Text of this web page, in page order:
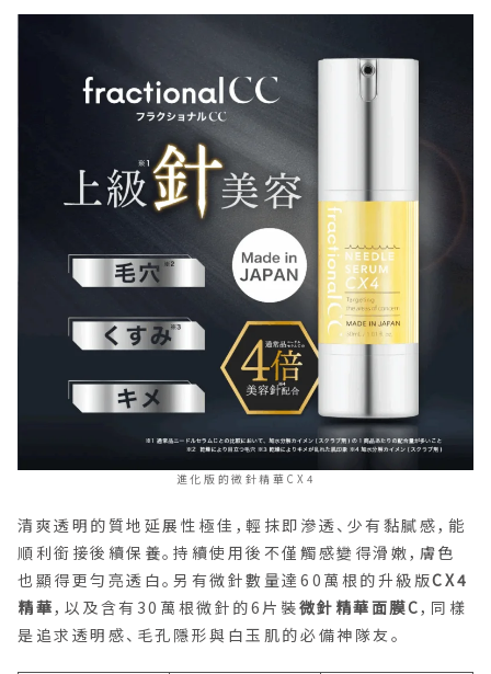
進化版的微針精華CX4
清爽透明的質地延展性極佳，輕抹即滲透、少有黏膩感，能
順利銜接後續保養。持續使用後不僅觸感變得滑嫩，膚色
也顯得更勻亮透白。另有微針數量達60萬根的升級版CX4
精華，以及含有30萬根微針的6片裝微針精華面膜C，同樣
是追求透明感、毛孔隱形與白玉肌的必備神隊友。